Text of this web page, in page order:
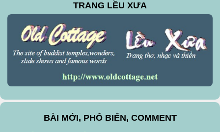
TRANG LỀU XƯA
BÀI MỚI, PHỔ BIẾN, COMMENT